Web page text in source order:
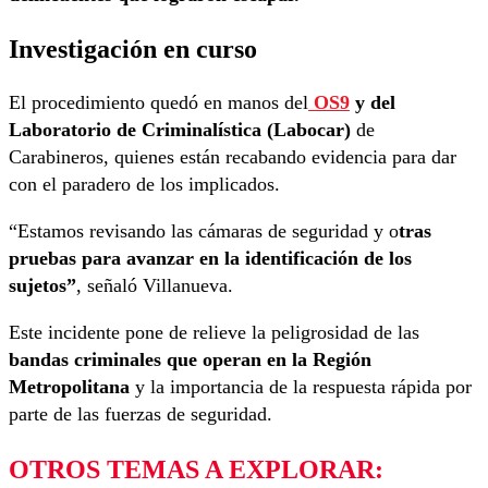
Investigación en curso
El procedimiento quedó en manos del OS9 y del
Laboratorio de Criminalística (Labocar) de
Carabineros, quienes están recabando evidencia para dar
con el paradero de los implicados.
“Estamos revisando las cámaras de seguridad y otras
pruebas para avanzar en la identificación de los
sujetos”, señaló Villanueva.
Este incidente pone de relieve la peligrosidad de las
bandas criminales que operan en la Región
Metropolitana y la importancia de la respuesta rápida por
parte de las fuerzas de seguridad.
OTROS TEMAS A EXPLORAR: